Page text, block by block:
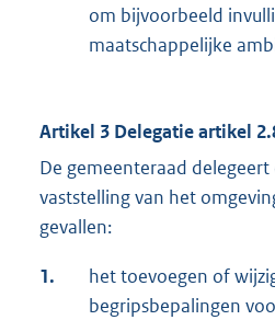
om bijvoorbeeld
maatschappelijke
Artikel 3 Delegatie artikel
De gemeenteraad
vaststelling van het
gevallen:
1.
het toevoegen of
begripsbepalingen